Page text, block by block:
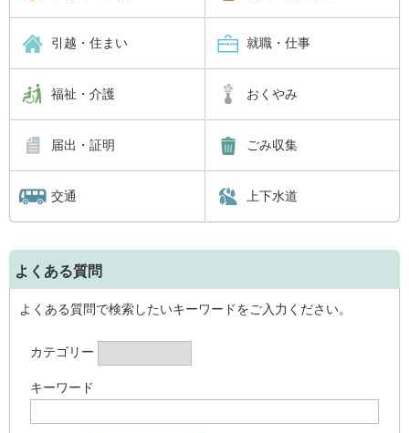
引越・住まい 就職・仕事
福祉・介護 おくやみ
届出・証明 ごみ収集
交通 上下水道
よくある質問
よくある質問で検索したいキーワードをご入力ください。
カテゴリー
キーワード